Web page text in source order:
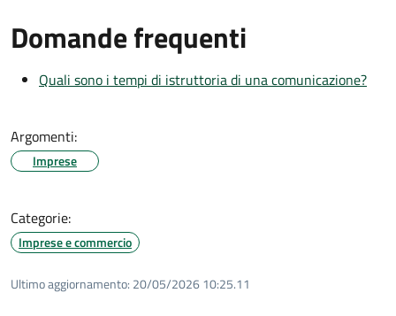
Domande frequenti
Quali sono i tempi di istruttoria di una comunicazione?
Argomenti:
Imprese
Categorie:
Imprese e commercio
Ultimo aggiornamento: 20/05/2026 10:25.11